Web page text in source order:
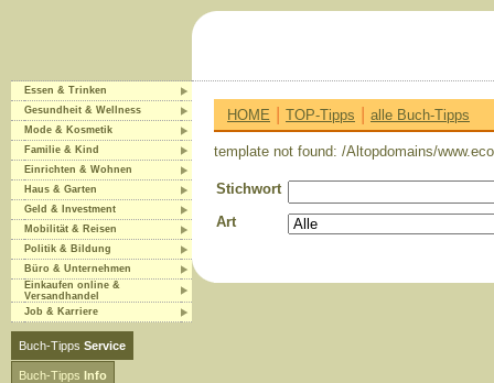
Essen & Trinken
Gesundheit & Wellness
Mode & Kosmetik
Familie & Kind
Einrichten & Wohnen
Haus & Garten
Geld & Investment
Mobilität & Reisen
Politik & Bildung
Büro & Unternehmen
Einkaufen online &
Versandhandel
Job & Karriere
Buch-Tipps Service
Buch-Tipps Info
HOME | TOP-Tipps | alle Buch-Tipps
template not found: /Altopdomains/
Stichwort
Art